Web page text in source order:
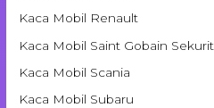
Kaca Mobil Renault
Kaca Mobil Saint Gobain Sekurit
Kaca Mobil Scania
Kaca Mobil Subaru